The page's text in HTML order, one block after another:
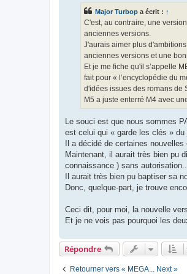
Major Turbop a écrit : ↑
C'est, au contraire, une
anciennes versions.
J'aurais aimer plus
anciennes versions et une
Et je me fiche qu'il s’appelle
fait pour « l’encyclopédie du
d'idées issues des romans de
M5 a juste enterré M4 avec
Le souci est que nous sommes
est celui qui « garde les clés » du
Il a décidé de certaines
Maintenant, il aurait très bien pu
connaissance ) sans
Il aurait très bien pu baptiser sa
Donc, quelque-part, je trouve
Ceci dit, pour moi, la nouvelle
Et je ne vois pas pourquoi les
Répondre
Retourner vers « MEGA... Next »